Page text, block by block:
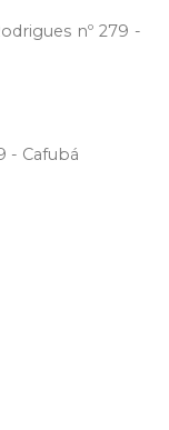
nº 279 -
- Cafubá